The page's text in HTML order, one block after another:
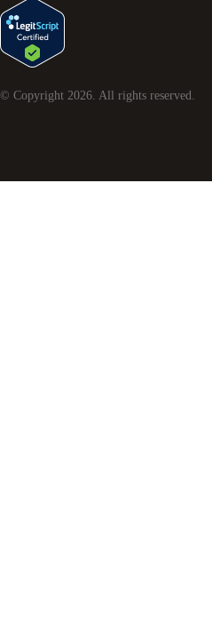
© Copyright 2026 . All rights reserved.